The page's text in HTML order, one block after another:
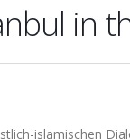
in
islamischen